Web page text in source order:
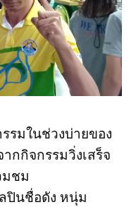
รมในช่วงบ่ายของ
กกิจกรรมวิ่งเสร็จ
มชม
ปินชื่อดัง หนุ่ม